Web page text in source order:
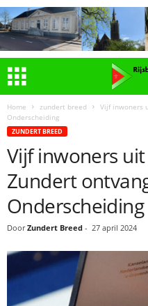
Home zundert breed
Vijf inwoners
Onderscheiding
ZUNDERT BREED
Vijf inwoners
Zundert
Onderscheiding
Door Zundert Breed - 27 april 2024